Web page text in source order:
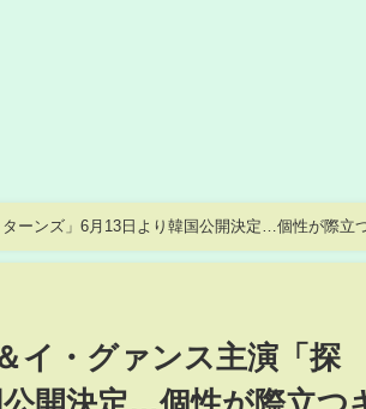
ーンズ」6月13日より韓国公開決定…個性が際立つ
イ・グァンス主演「探